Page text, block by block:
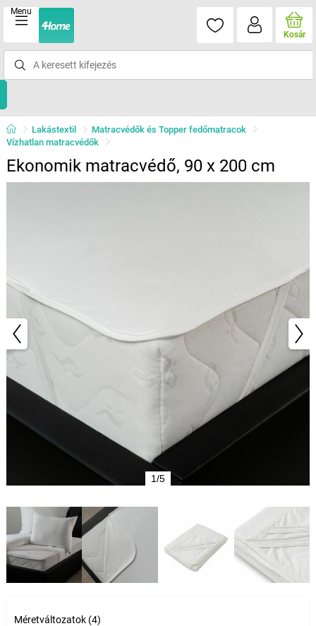
Menu
Kosár
Lakástextil
Matracvédők és Topper fedőmatracok
Vízhatlan matracvédők
Ekonomik matracvédő, 90 x 200 cm
1/5
Méretváltozatok (4)